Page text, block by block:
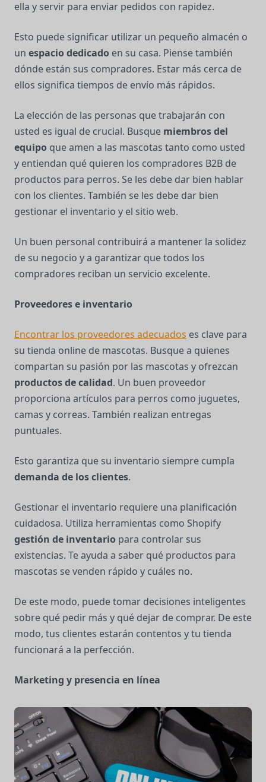
ella y servir para enviar pedidos con rapidez.
Esto puede significar utilizar un pequeño almacén o
un espacio dedicado en su casa. Piense también
dónde están sus compradores. Estar más cerca de
ellos significa tiempos de envío más rápidos.
La elección de las personas que trabajarán con
usted es igual de crucial. Busque miembros del
equipo que amen a las mascotas tanto como usted
y entiendan qué quieren los compradores B2B de
productos para perros. Se les debe dar bien hablar
con los clientes. También se les debe dar bien
gestionar el inventario y el sitio web.
Un buen personal contribuirá a mantener la solidez
de su negocio y a garantizar que todos los
compradores reciban un servicio excelente.
Proveedores e inventario
Encontrar los proveedores adecuados es clave para
su tienda online de mascotas. Busque a quienes
compartan su pasión por las mascotas y ofrezcan
productos de calidad. Un buen proveedor
proporciona artículos para perros como juguetes,
camas y correas. También realizan entregas
puntuales.
Esto garantiza que su inventario siempre cumpla
demanda de los clientes.
Gestionar el inventario requiere una planificación
cuidadosa. Utiliza herramientas como Shopify
gestión de inventario para controlar sus
existencias. Te ayuda a saber qué productos para
mascotas se venden rápido y cuáles no.
De este modo, puede tomar decisiones inteligentes
sobre qué pedir más y qué dejar de comprar. De este
modo, tus clientes estarán contentos y tu tienda
funcionará a la perfección.
Marketing y presencia en línea